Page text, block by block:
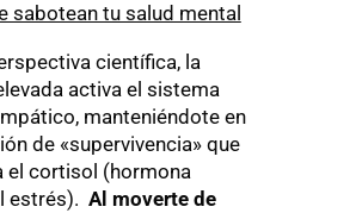
sabotean tu salud mental
científica, la
activa el sistema
manteniéndote en
de «supervivencia» que
el cortisol (hormona
estrés). Al moverte de